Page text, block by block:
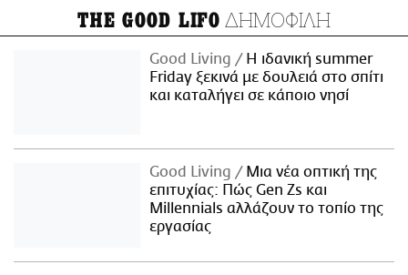
THE GOOD LIFO ΔΗΜΟΦΙΛΗ
Good Living
Η ιδανική summer
Friday ξεκινά με δουλειά στο σπίτι
και καταλήγει σε κάποιο νησί
Good Living
Μια νέα οπτική της
επιτυχίας: Πώς Gen Zs και
Millennials αλλάζουν το τοπίο της
εργασίας